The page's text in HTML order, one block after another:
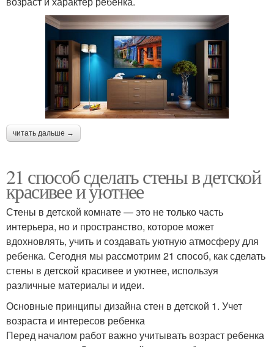
читать дальше →
21 способ сделать стены в детской
красивее и уютнее
Стены в детской комнате — это не только часть
интерьера, но и пространство, которое может
вдохновлять, учить и создавать уютную атмосферу для
ребенка. Сегодня мы рассмотрим 21 способ, как сделать
стены в детской красивее и уютнее, используя
различные материалы и идеи.
Основные принципы дизайна стен в детской 1. Учет
возраста и интересов ребенка
Перед началом работ важно учитывать возраст ребенка